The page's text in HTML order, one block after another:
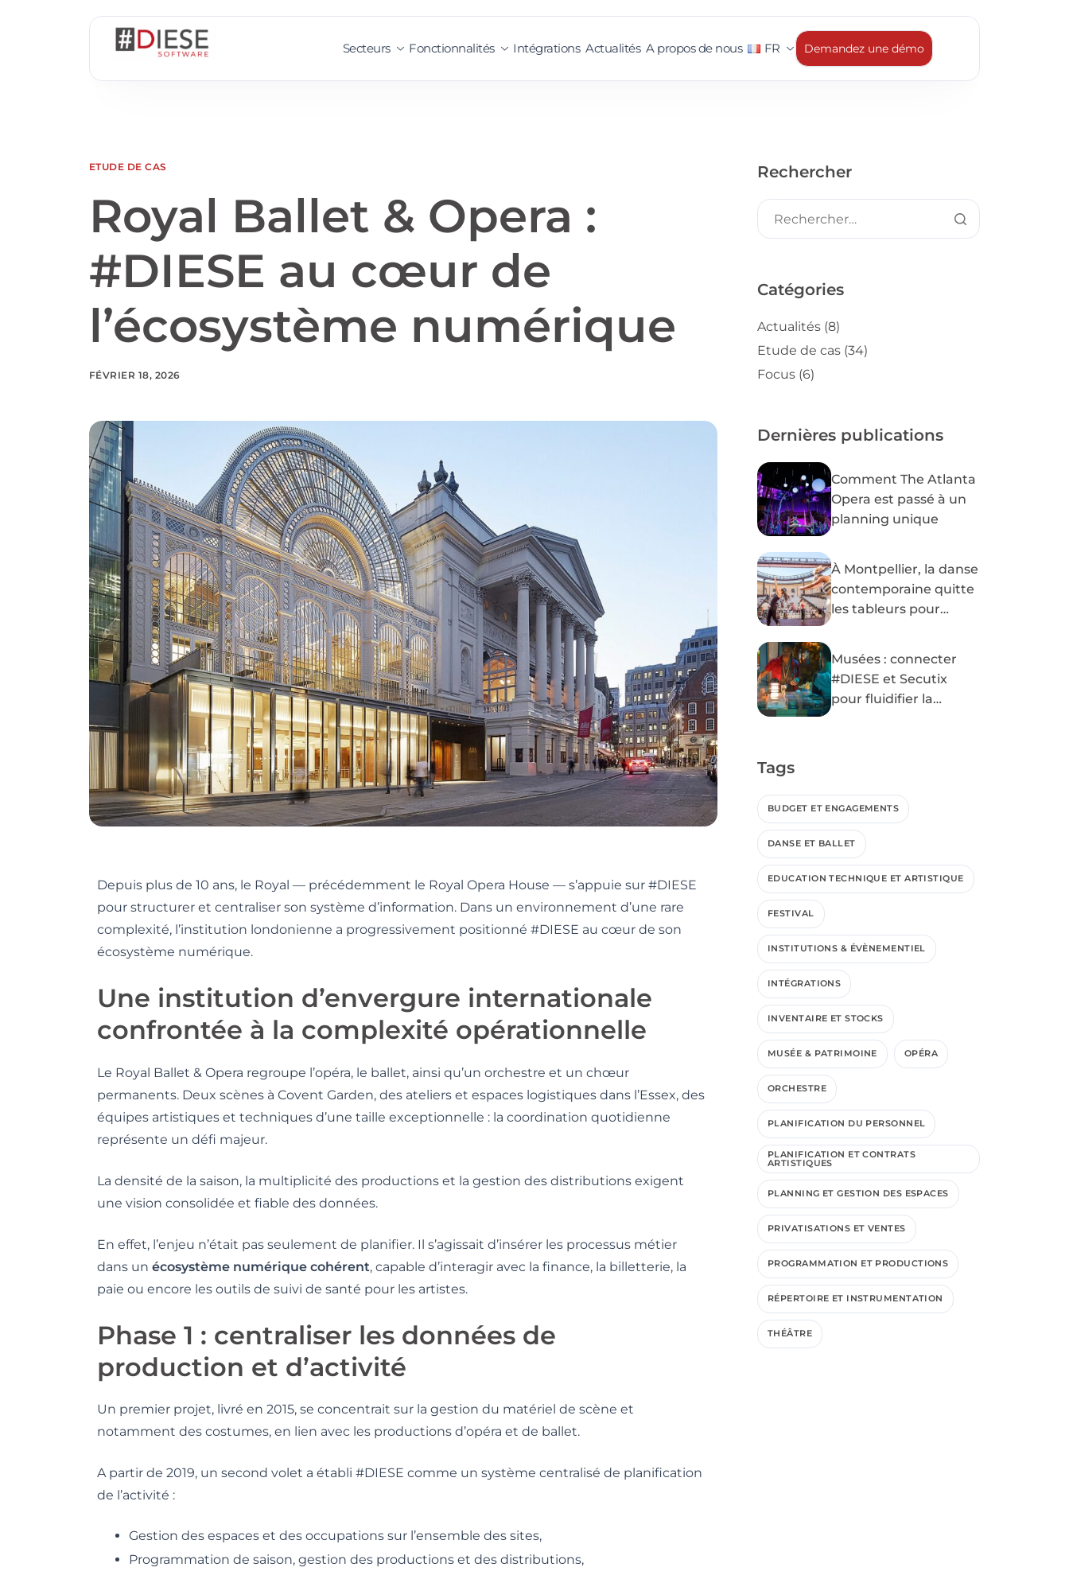
Secteurs Fonctionnalités Intégrations Actualités A propos de nous FR Demandez une démo
ETUDE DE CAS
Royal Ballet & Opera :
#DIESE au cœur de
l’écosystème numérique
FÉVRIER 18, 2026
Depuis plus de 10 ans, le Royal — précédemment le Royal Opera House — s’appuie sur #DIESE
pour structurer et centraliser son système d’information. Dans un environnement d’une rare
complexité, l’institution londonienne a progressivement positionné #DIESE au cœur de son
écosystème numérique.
Une institution d’envergure internationale
confrontée à la complexité opérationnelle
Le Royal Ballet & Opera regroupe l’opéra, le ballet, ainsi qu’un orchestre et un chœur
permanents. Deux scènes à Covent Garden, des ateliers et espaces logistiques dans l’Essex, des
équipes artistiques et techniques d’une taille exceptionnelle : la coordination quotidienne
représente un défi majeur.
La densité de la saison, la multiplicité des productions et la gestion des distributions exigent
une vision consolidée et fiable des données.
En effet, l’enjeu n’était pas seulement de planifier. Il s’agissait d’insérer les processus métier
dans un écosystème numérique cohérent, capable d’interagir avec la finance, la billetterie, la
paie ou encore les outils de suivi de santé pour les artistes.
Phase 1 : centraliser les données de
production et d’activité
Un premier projet, livré en 2015, se concentrait sur la gestion du matériel de scène et
notamment des costumes, en lien avec les productions d’opéra et de ballet.
A partir de 2019, un second volet a établi #DIESE comme un système centralisé de planification
de l’activité :
Gestion des espaces et des occupations sur l’ensemble des sites,
Programmation de saison, gestion des productions et des distributions,
Rechercher
Catégories
Actualités (8)
Etude de cas (34)
Focus (6)
Dernières publications
Comment The Atlanta
Opera est passé à un
planning unique
À Montpellier, la danse
contemporaine quitte
les tableurs pour
Musées : connecter
#DIESE et Secutix
pour fluidifier la
Tags
BUDGET ET ENGAGEMENTS
DANSE ET BALLET
EDUCATION TECHNIQUE ET ARTISTIQUE
FESTIVAL
INSTITUTIONS & ÉVÈNEMENTIEL
INTÉGRATIONS
INVENTAIRE ET STOCKS
MUSÉE & PATRIMOINE OPÉRA
ORCHESTRE
PLANIFICATION DU PERSONNEL
PLANIFICATION ET CONTRATS
ARTISTIQUES
PLANNING ET GESTION DES ESPACES
PRIVATISATIONS ET VENTES
PROGRAMMATION ET PRODUCTIONS
RÉPERTOIRE ET INSTRUMENTATION
THÉÂTRE